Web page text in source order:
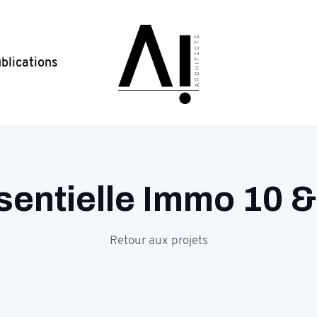
Immo 10
Retour aux projets